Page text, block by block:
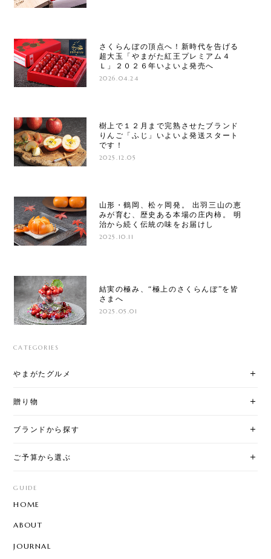
さくらんぼの頂点へ！新時代を告げる
超大玉「やまがた紅王プレミアム４
Ｌ」２０２６年いよいよ発売へ
2026.04.24
樹上で１２月まで完熟させたブランド
りんご「ふじ」いよいよ発送スタート
です！
2025.12.05
山形・鶴岡、松ヶ岡発。 出羽三山の恵
みが育む、歴史ある本場の庄内柿。 明
治から続く伝統の味をお届けし
2025.10.11
結実の極み、“極上のさくらんぼ”を皆
さまへ
2025.05.01
CATEGORIES
やまがたグルメ
贈り物
ブランドから探す
ご予算から選ぶ
GUIDE
HOME
ABOUT
JOURNAL